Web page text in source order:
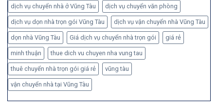
dịch vụ chuyển nhà ở Vũng Tàu dịch vụ chuyển văn phòng
dịch vụ dọn nhà trọn gói Vũng Tàu dịch vụ vận chuyển nhà Vũng Tàu
dọn nhà Vũng Tàu Giá dịch vụ chuyển nhà trọn gói giá rẻ
minh thuận thue dich vu chuyen nha vung tau
thuê chuyển nhà trọn gói giá rẻ vũng tàu
vận chuyển nhà tại Vũng Tàu